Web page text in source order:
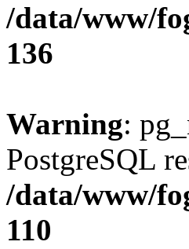
/data/www/
136
Warning:
PostgreSQL
/data/www/
110